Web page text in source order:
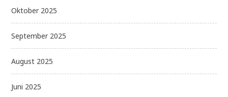
Oktober 2025
September 2025
August 2025
Juni 2025